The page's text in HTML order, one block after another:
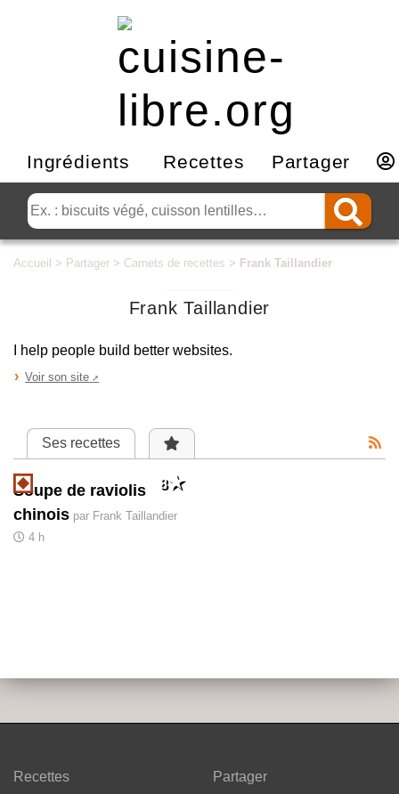
Ingrédients Recettes Partager
Accueil > Partager > Carnets de recettes > Frank Taillandier
Frank Taillandier
I help people build better websites.
Voir son site
Ses recettes
Soupe de raviolis
chinois par Frank Taillandier
4 h
8
Recettes Partager